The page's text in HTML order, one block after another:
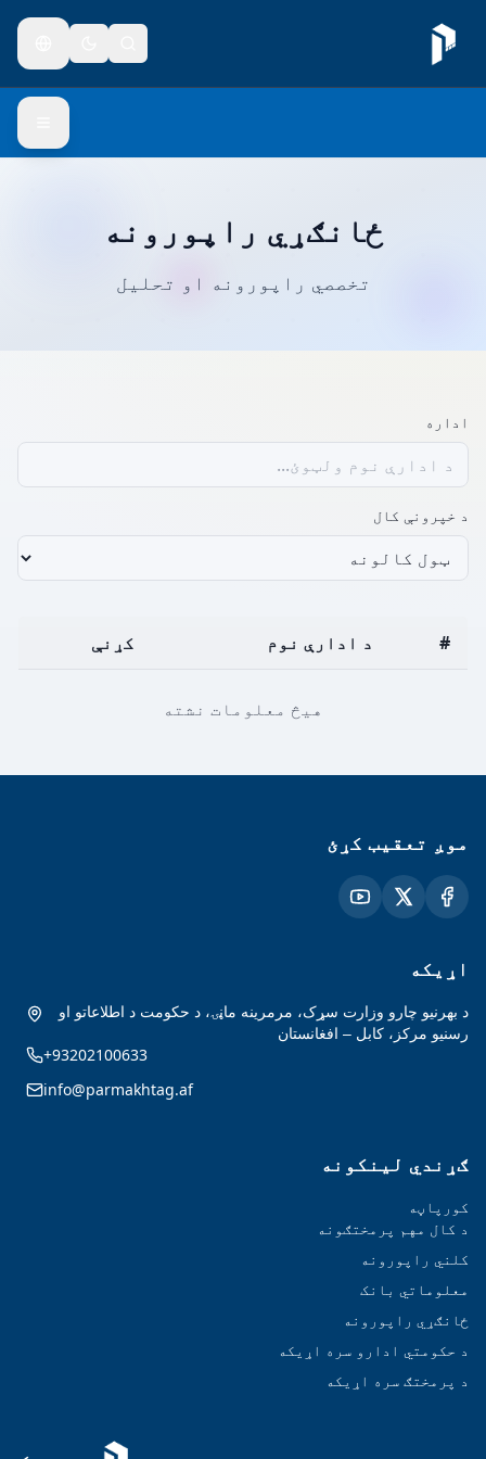
ځانګړي راپورونه
تخصصي راپورونه او تحلیل
اداره
د خپرونې کال
# د ادارې نوم کړنې
هیڅ معلومات نشته
ګړندي لینکونه
کورپاڼه
د کال مهم پرمختګونه
کلني راپورونه
معلوماتي بانک
ځانګړي راپورونه
د حکومتي ادارو سره اړیکه
د پرمختګ سره اړیکه
اړیکه
د بهرنیو چارو وزارت سړک، مرمرینه ماڼۍ، د حکومت د اطلاعاتو او
رسنیو مرکز، کابل – افغانستان
+93202100633
info@parmakhtag.af
موږ تعقیب کړئ